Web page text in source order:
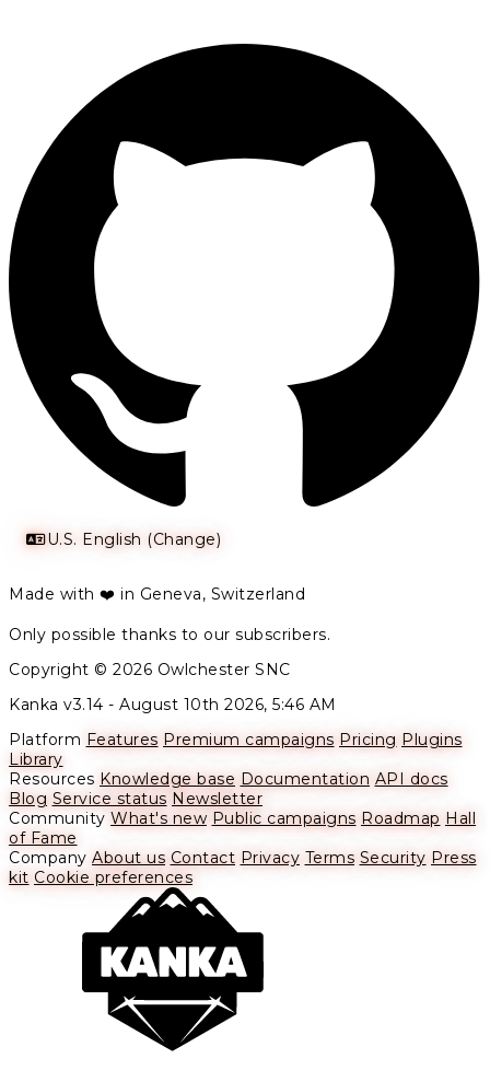
U.S. English (Change)
Made with ❤️ in Geneva, Switzerland
Only possible thanks to our subscribers.
Copyright © 2026 Owlchester SNC
Kanka v3.14 - August 10th 2026, 5:46 AM
Platform Features Premium campaigns Pricing Plugins
Library
Resources Knowledge base Documentation API docs
Blog Service status Newsletter
Community What's new Public campaigns Roadmap Hall
of Fame
Company About us Contact Privacy Terms Security Press
kit Cookie preferences